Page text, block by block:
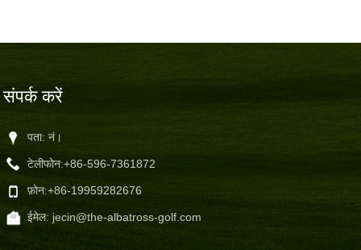
संपर्क करें
पता: नं।
टेलीफोन:+86-596-7361872
फ़ोन:+86-19959282676
ईमेल: jecin@the-albatross-golf.com